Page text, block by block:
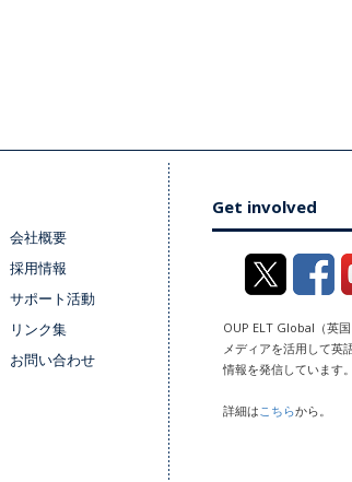
会社概要
採用情報
サポート活動
リンク集
お問い合わせ
Get involved
OUP ELT Global（英
メディアを活用して英
情報を発信しています。
詳細はこちらから。